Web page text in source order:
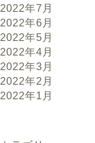
2022年7月
2022年6月
2022年5月
2022年4月
2022年3月
2022年2月
2022年1月